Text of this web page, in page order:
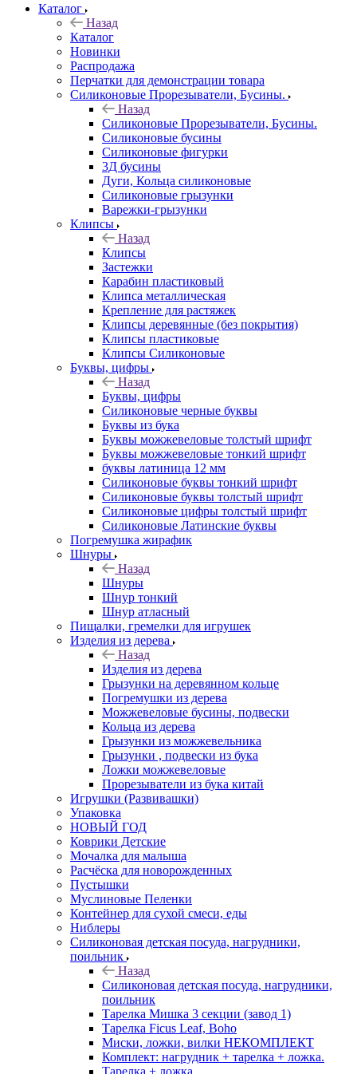
Каталог
Назад
Каталог
Новинки
Распродажа
Перчатки для демонстрации товара
Силиконовые Прорезыватели, Бусины.
Назад
Силиконовые Прорезыватели, Бусины.
Силиконовые бусины
Силиконовые фигурки
3Д бусины
Дуги, Кольца силиконовые
Силиконовые грызунки
Варежки-грызунки
Клипсы
Назад
Клипсы
Застежки
Карабин пластиковый
Клипса металлическая
Крепление для растяжек
Клипсы деревянные (без покрытия)
Клипсы пластиковые
Клипсы Силиконовые
Буквы, цифры
Назад
Буквы, цифры
Силиконовые черные буквы
Буквы из бука
Буквы можжевеловые толстый шрифт
Буквы можжевеловые тонкий шрифт
буквы латиница 12 мм
Силиконовые буквы тонкий шрифт
Силиконовые буквы толстый шрифт
Силиконовые цифры толстый шрифт
Силиконовые Латинские буквы
Погремушка жирафик
Шнуры
Назад
Шнуры
Шнур тонкий
Шнур атласный
Пищалки, гремелки для игрушек
Изделия из дерева
Назад
Изделия из дерева
Грызунки на деревянном кольце
Погремушки из дерева
Можжевеловые бусины, подвески
Кольца из дерева
Грызунки из можжевельника
Грызунки , подвески из бука
Ложки можжевеловые
Прорезыватели из бука китай
Игрушки (Развивашки)
Упаковка
НОВЫЙ ГОД
Коврики Детские
Мочалка для малыша
Расчёска для новорожденных
Пустышки
Муслиновые Пеленки
Контейнер для сухой смеси, еды
Ниблеры
Силиконовая детская посуда, нагрудники,
поильник
Назад
Силиконовая детская посуда, нагрудники,
поильник
Тарелка Мишка 3 секции (завод 1)
Тарелка Ficus Leaf, Boho
Миски, ложки, вилки НЕКОМПЛЕКТ
Комплект: нагрудник + тарелка + ложка.
Тарелка + ложка